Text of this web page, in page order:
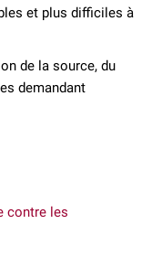
et plus difficiles à
de la source, du
demandant
contre les